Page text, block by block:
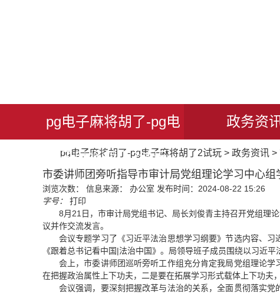
pg电子麻将胡了-pg电
子麻将胡了2试玩
政务资
pg电子麻将胡了-pg电子麻将胡了2试玩 > 政务资讯 >
市委讲师团旁听指导市审计局党组理论学习中心组
浏览次数： 信息来源： 办公室 发布时间：2024-08-22 15:26
字号：
打印
8月21日，市审计局党组书记、局长刘俊青主持召开党组理
议并作交流发言。
会议专题学习了《习近平法治思想学习纲要》节选内容、
《跟着总书记看中国|法治中国》。局领导班子成员围绕以习近
会上，市委讲师团巡听旁听工作组充分肯定我局党组理论
在把握政治属性上下功夫，二是要在拓展学习形式载体上下功夫
会议强调，要深刻把握改革与法治的关系，全面贯彻落实